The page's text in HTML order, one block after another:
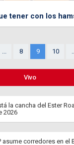
tener con los
... 8 9 10
Vivo
la cancha del Ester
2026
asume corredores en el